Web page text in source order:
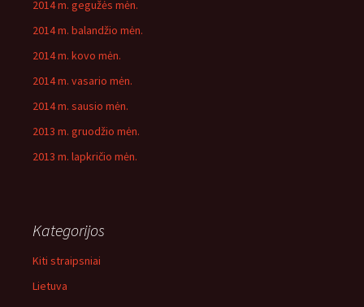
2014 m. gegužės mėn.
2014 m. balandžio mėn.
2014 m. kovo mėn.
2014 m. vasario mėn.
2014 m. sausio mėn.
2013 m. gruodžio mėn.
2013 m. lapkričio mėn.
Kategorijos
Kiti straipsniai
Lietuva